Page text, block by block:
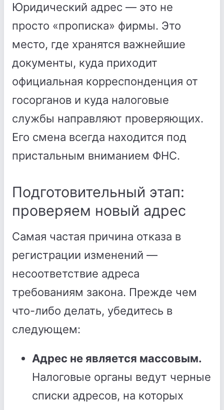
Юридический адрес — это не
просто «прописка» фирмы. Это
место, где хранятся важнейшие
документы, куда приходит
официальная корреспонденция от
госорганов и куда налоговые
службы направляют проверяющих.
Его смена всегда находится под
пристальным вниманием ФНС.
Подготовительный этап:
проверяем новый адрес
Самая частая причина отказа в
регистрации изменений —
несоответствие адреса
требованиям закона. Прежде чем
что-либо делать, убедитесь в
следующем:
Адрес не является массовым.
Налоговые органы ведут черные
списки адресов, на которых